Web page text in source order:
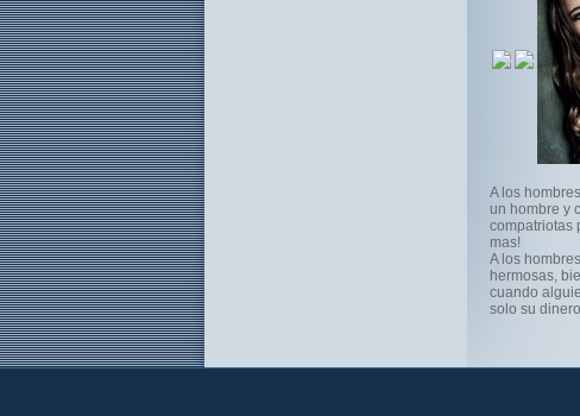
A los
un hombre y
compatriotas
mas!
A los
hermosas,
cuando
solo su